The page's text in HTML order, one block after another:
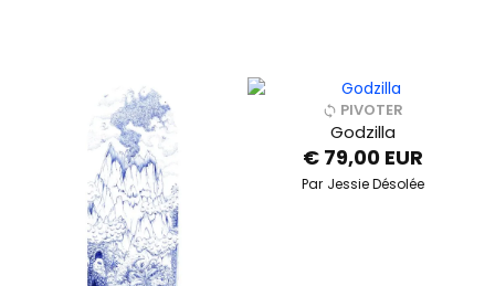
PIVOTER
Godzilla
€ 79,00 EUR
Par Jessie Désolée